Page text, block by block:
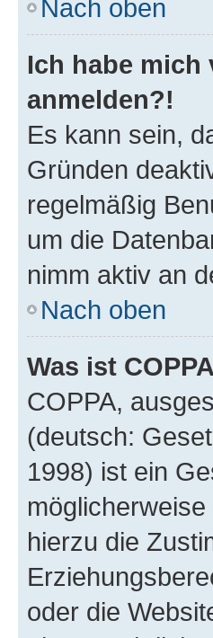
Nach oben
Ich habe
anmelden?!
Es kann sein,
Gründen
regelmäßig
um die
nimm aktiv an
Nach oben
Was ist
COPPA,
(deutsch:
1998) ist ein
hierzu die
oder die